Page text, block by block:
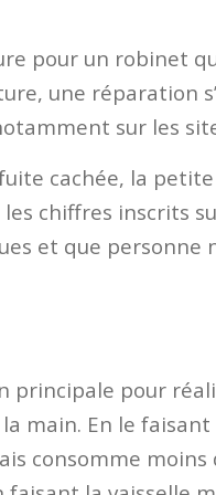
pour un robinet
une réparation
sur les
cachée, la
chiffres inscrits
et que personne
principale pour
main. En le
consomme moins